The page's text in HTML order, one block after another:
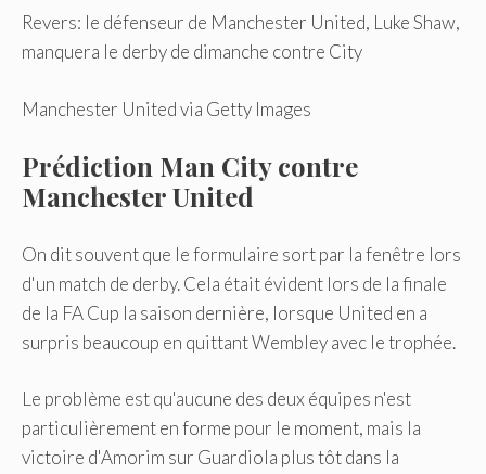
Revers: le défenseur de Manchester United, Luke Shaw,
manquera le derby de dimanche contre City
Manchester United via Getty Images
Prédiction Man City contre
Manchester United
On dit souvent que le formulaire sort par la fenêtre lors
d'un match de derby. Cela était évident lors de la finale
de la FA Cup la saison dernière, lorsque United en a
surpris beaucoup en quittant Wembley avec le trophée.
Le problème est qu'aucune des deux équipes n'est
particulièrement en forme pour le moment, mais la
victoire d'Amorim sur Guardiola plus tôt dans la